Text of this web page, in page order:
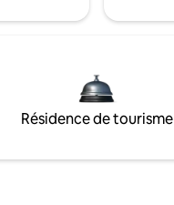
Résidence de tourisme